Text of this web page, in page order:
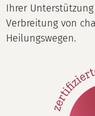
Ihrer
Verbreitung von
Heilungswegen.